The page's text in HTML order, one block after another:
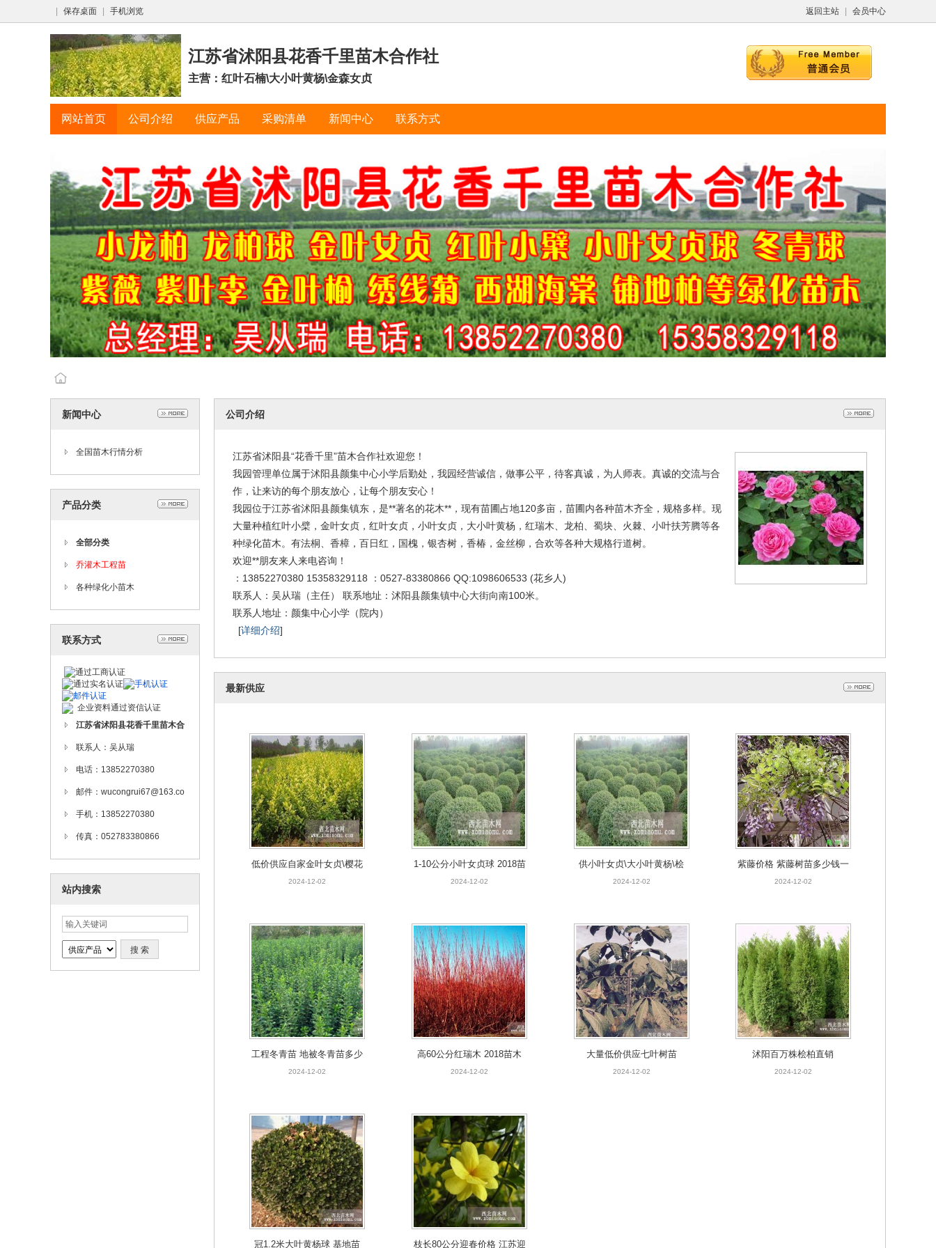
返回主站 会员中心
保存桌面 手机浏览
江苏省沭阳县花香千里苗木合作社
主营：红叶石楠\大小叶黄杨\金森女贞
网站首页 公司介绍 供应产品 采购清单 新闻中心 联系方式
新闻中心
全国苗木行情分析
产品分类
全部分类
乔灌木工程苗
各种绿化小苗木
联系方式
企业资料通过资信认证
江苏省沭阳县花香千里苗木合
作社
联系人：吴从瑞
电话：13852270380
邮件：wucongrui67@163.co
m
手机：13852270380
传真：052783380866
站内搜索
公司介绍
江苏省沭阳县“花香千里”苗木合作社欢迎您！
我园管理单位属于沭阳县颜集中心小学后勤处，我园经营诚信，做事公平，待客真诚，为人师表。真诚的交流与合
作，让来访的每个朋友放心，让每个朋友安心！
我园位于江苏省沭阳县颜集镇东，是**著名的花木**，现有苗圃占地120多亩，苗圃内各种苗木齐全，规格多样。现
大量种植红叶小檗，金叶女贞，红叶女贞，小叶女贞，大小叶黄杨，红瑞木、龙柏、蜀块、火棘、小叶扶芳腾等各
种绿化苗木。有法桐、香樟，百日红，国槐，银杏树，香椿，金丝柳，合欢等各种大规格行道树。
欢迎**朋友来人来电咨询！
：13852270380 15358329118 ：0527-83380866 QQ:1098606533 (花乡人)
联系人：吴从瑞（主任） 联系地址：沭阳县颜集镇中心大街向南100米。
联系人地址：颜集中心小学（院内）
[详细介绍]
最新供应
低价供应自家金叶女贞\樱花
\小龙柏\桧柏
2024-12-02
1-10公分小叶女贞球 2018苗
木价格表
2024-12-02
供小叶女贞\大小叶黄杨\桧
柏
2024-12-02
紫藤价格 紫藤树苗多少钱一
棵
2024-12-02
工程冬青苗 地被冬青苗多少
钱一棵
2024-12-02
高60公分红瑞木 2018苗木
详情
2024-12-02
大量低价供应七叶树苗
2024-12-02
沭阳百万株桧柏直销
2024-12-02
冠1.2米大叶黄杨球 基地苗 枝长80公分迎春价格 江苏迎